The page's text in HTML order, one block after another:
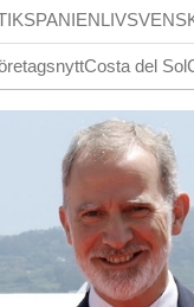
SPANIENLIV
Costa del Sol